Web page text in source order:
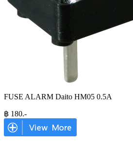
FUSE ALARM Daito HM05 0.5A
฿ 180.-